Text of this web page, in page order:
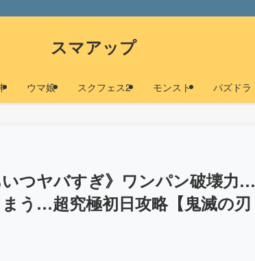
スマアップ
ウマ娘 スクフェス2 モンスト パズドラ
いつヤバすぎ》ワンパン破壊力…
う…超究極初日攻略【鬼滅の刃